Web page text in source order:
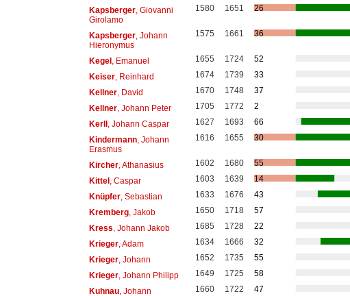
Kapsberger, Giovanni
Girolamo
1580 1651 26
Kapsberger, Johann
Hieronymus
1575 1661 36
Kegel, Emanuel 1655 1724
52
Keiser, Reinhard 1674 1739
33
Kellner, David 1670 1748
37
Kellner, Johann Peter 1705 1772
2
Kerll, Johann Caspar 1627 1693
66
Kindermann, Johann
Erasmus
1616 1655 30
Kircher, Athanasius 1602 1680
55
Kittel, Caspar 1603 1639
14
Knüpfer, Sebastian 1633 1676
43
Kremberg, Jakob 1650 1718
57
Kress , Johann Jakob 1685 1728
22
Krieger, Adam 1634 1666
32
Krieger, Johann 1652 1735
55
Krieger, Johann Philipp 1649 1725
58
Kuhnau, Johann 1660 1722
47